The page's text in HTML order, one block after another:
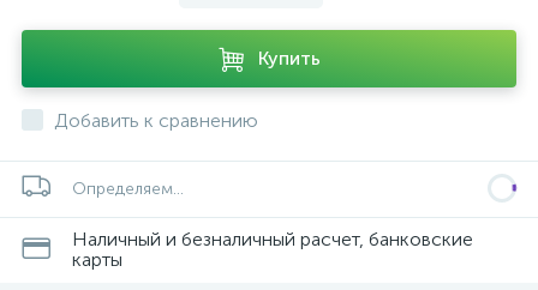
Купить
Добавить к сравнению
Определяем...
Наличный и безналичный расчет, банковские
карты